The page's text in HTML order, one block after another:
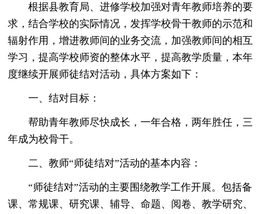
根据县教育局、进修学校加强对青年教师培养的要
求，结合学校的实际情况，发挥学校骨干教师的示范和
辐射作用，增进教师间的业务交流，加强教师间的相互
学习，提高学校师资的整体水平，提高教学质量，本年
度继续开展师徒结对活动，具体方案如下：
一、结对目标：
帮助青年教师尽快成长，一年合格，两年胜任，三
年成为校骨干。
二、教师“师徒结对”活动的基本内容：
“师徒结对”活动的主要围绕教学工作开展。包括备
课、常规课、研究课、辅导、命题、阅卷、教学研究、